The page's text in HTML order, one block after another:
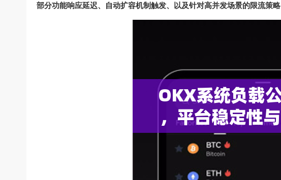
部分功能响应延迟、自动扩容机制触发、以及针对高并发场景的限流策略